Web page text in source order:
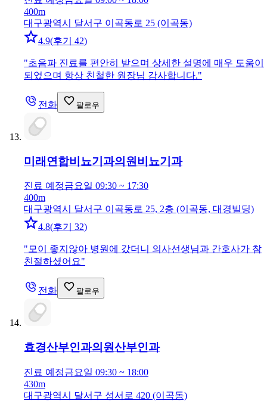
400m
대구광역시 달서구 이곡동로 25 (이곡동)
4.9(후기 42)
"초음파 진료를 편안히 받으며 상세한 설명에 매우 도움이
되었으며 항상 친철한 원장님 감사합니다."
전화 팔로우
미래연합비뇨기과의원 비뇨기과
진료 예정금요일 09:30 ~ 17:30
400m
대구광역시 달서구 이곡동로 25, 2층 (이곡동, 대경빌딩)
4.8(후기 32)
" 모이 좋지않아 병원에 갔더니 의사선생님과 간호사가 참
친절하셨어요"
전화 팔로우
효경산부인과의원산부인과
진료 예정금요일 09:30 ~ 18:00
430m
대구광역시 달서구 성서로 420 (이곡동)